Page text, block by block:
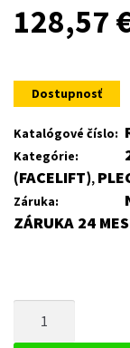
128,57
Dostupnosť
Katalógové číslo:
Kategórie:
(FACELIFT),
Záruka:
ZÁRUKA 24